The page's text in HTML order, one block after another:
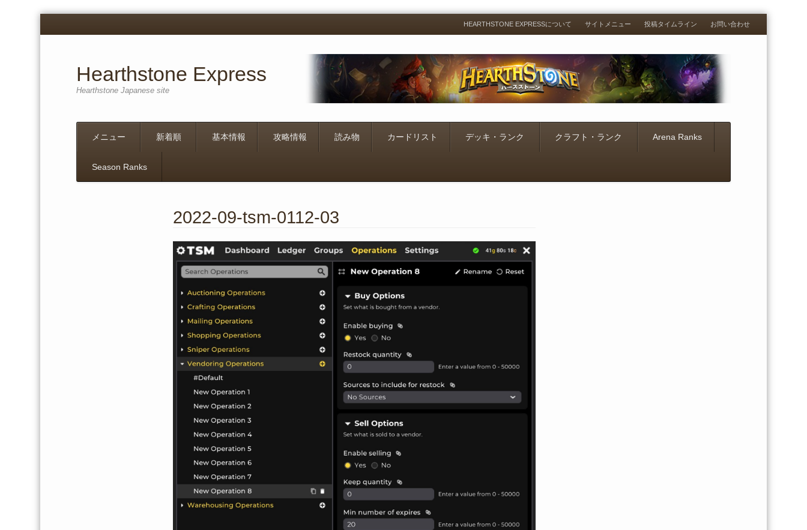
Menu
Skip
to
HEARTHSTONE EXPRESSについて サイトメニュー 投稿タイムライン お問い合わせ
Hearthstone Express
Hearthstone Japanese site
メニュー 新着順 基本情報 攻略情報 読み物 カードリスト デッキ・ランク クラフト・ランク Arena Ranks
Season Ranks
2022-09-tsm-0112-03